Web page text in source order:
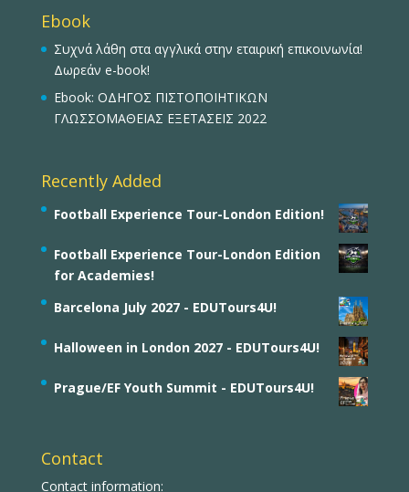
Ebook
Συχνά λάθη στα αγγλικά στην εταιρική επικοινωνία!
Δωρεάν e-book!
Ebook: ΟΔΗΓΟΣ ΠΙΣΤΟΠΟΙΗΤΙΚΩΝ
ΓΛΩΣΣΟΜΑΘΕΙΑΣ ΕΞΕΤΑΣΕΙΣ 2022
Recently Added
Football Experience Tour-London Edition!
Football Experience Tour-London Edition
for Academies!
Barcelona July 2027 - EDUTours4U!
Halloween in London 2027 - EDUTours4U!
Prague/EF Youth Summit - EDUTours4U!
Contact
Contact information: